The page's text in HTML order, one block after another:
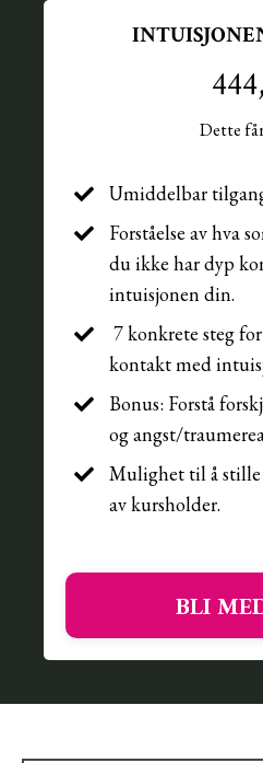
Dette
Umiddelbar
Forståelse av hva
du ikke har dyp
intuisjonen din.
7 konkrete steg
kontakt med
Bonus: Forstå
og angst/
Mulighet til å stille
av kursholder.
BLI